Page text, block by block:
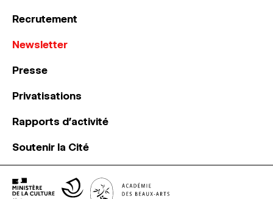
Recrutement
Newsletter
Presse
Privatisations
Rapports d’activité
Soutenir la Cité